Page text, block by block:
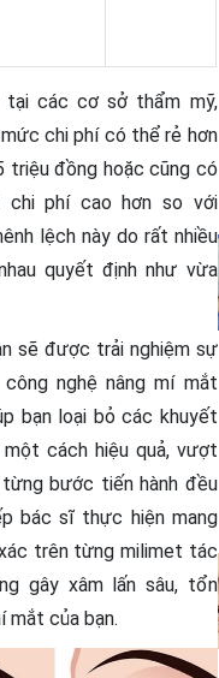
các cơ sở thẩm mỹ,
chi phí có thể rẻ hơn
đồng hoặc cũng có
chi phí cao hơn so với
lệch này do rất nhiều
quyết định như vừa
sẽ được trải nghiệm sự
nghệ nâng mí mắt
bạn loại bỏ các khuyết
cách hiệu quả, vượt
từng bước tiến hành đều
bác sĩ thực hiện mang
trên từng milimet tác
gây xâm lấn sâu, tổn
mắt của bạn.